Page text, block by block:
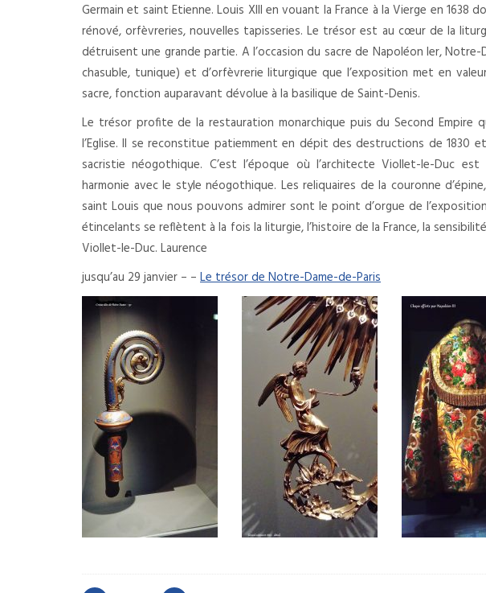
Germain et saint Etienne. Louis XIII en vouant la France à la Vierge en 1638
rénové, orfèvreries, nouvelles tapisseries. Le trésor est au cœur de la
détruisent une grande partie. A l’occasion du sacre de Napoléon Ier,
chasuble, tunique) et d’orfèvrerie liturgique que l’exposition met en
sacre, fonction auparavant dévolue à la basilique de Saint-Denis.
Le trésor profite de la restauration monarchique puis du Second
l’Eglise. Il se reconstitue patiemment en dépit des destructions de 1830
sacristie néogothique. C’est l’époque où l’architecte Viollet-le-Duc
harmonie avec le style néogothique. Les reliquaires de la couronne
saint Louis que nous pouvons admirer sont le point d’orgue de
étincelants se reflètent à la fois la liturgie, l’histoire de la France, la
Viollet-le-Duc. Laurence
jusqu’au 29 janvier – – Le trésor de Notre-Dame-de-Paris